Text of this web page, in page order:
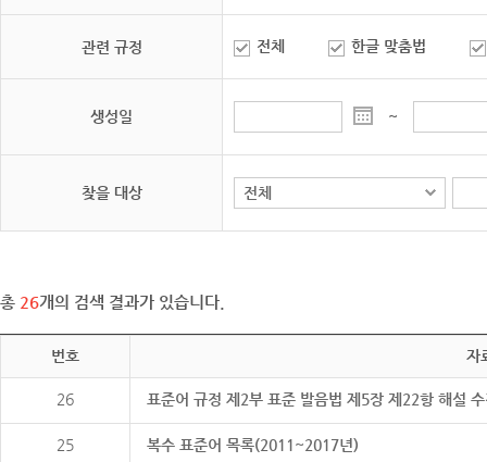
관련 규정 전체 한글 맞춤법
생성일 ~
찾을 대상
총 26개의 검색 결과가 있습니다.
번호 자
26 표준어 규정 제2부 표준 발음법 제5장 제22항 해설
25 복수 표준어 목록(2011~2017년)